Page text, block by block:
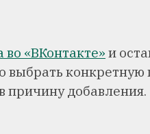
во «ВКонтакте» и
конкретную
причину добавления.